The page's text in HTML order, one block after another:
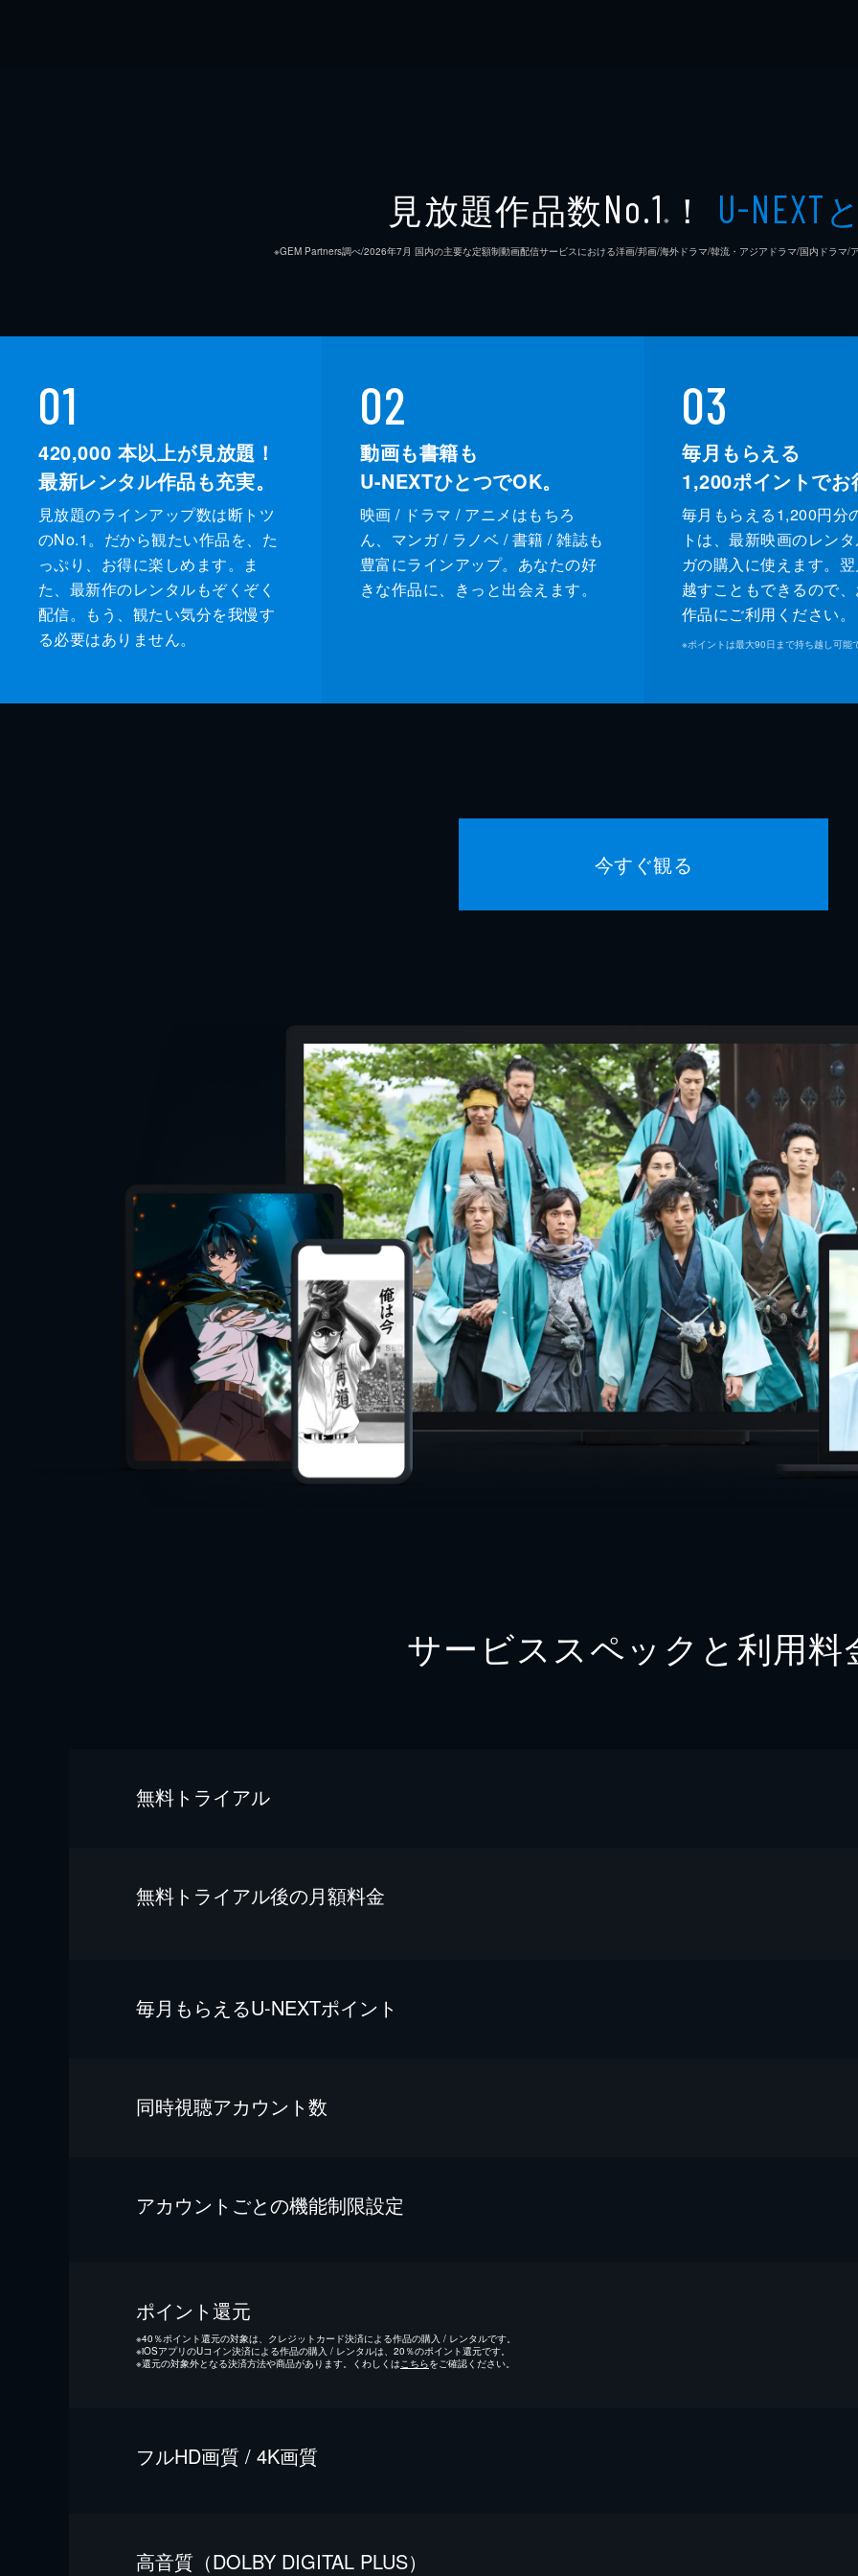
見放題作品数No.1 ※ ！ U-NEXT
※GEM Partners調べ/2026年7⽉ 国内の主要な定額制動画配信サービスにおける洋画/邦画/海外ドラマ/韓流・アジアドラマ/国内ドラマ/
01
420,000 本以上が見放題！
最新レンタル作品も充実。
見放題のラインアップ数は断トツ
のNo.1。だから観たい作品を、た
っぷり、お得に楽しめます。ま
た、最新作のレンタルもぞくぞく
配信。もう、観たい気分を我慢す
る必要はありません。
02
動画も書籍も
U-NEXTひとつでOK。
映画 / ドラマ / アニメはもちろ
ん、マンガ / ラノベ / 書籍 / 雑誌も
豊富にラインアップ。あなたの好
きな作品に、きっと出会えます。
03
毎月もらえる
1,200ポイントでお
毎月もらえる1,200円分
トは、最新映画のレン
ガの購入に使えます。
越すこともできるので
作品にご利用ください。
※ポイントは最大90日まで持ち越し可能
今すぐ観る
サービススペックと利用料
無料トライアル
無料トライアル後の⽉額料金
毎⽉もらえるU-NEXTポイント
同時視聴アカウント数
アカウントごとの機能制限設定
ポイント還元
※40％ポイント還元の対象は、クレジットカード決済による作品の購入 / レンタルです。
※iOSアプリのUコイン決済による作品の購入 / レンタルは、20％のポイント還元です。
※還元の対象外となる決済方法や商品があります。くわしくは こちらをご確認ください。
フルHD画質 / 4K画質
⾼⾳質（DOLBY DIGITAL PLUS）